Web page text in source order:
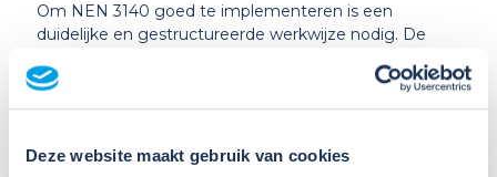
Deze website maakt gebruik van cookies
Om NEN 3140 goed te implementeren is een
duidelijke en gestructureerde werkwijze nodig. De
gebruikt om veilig werken te borgen.